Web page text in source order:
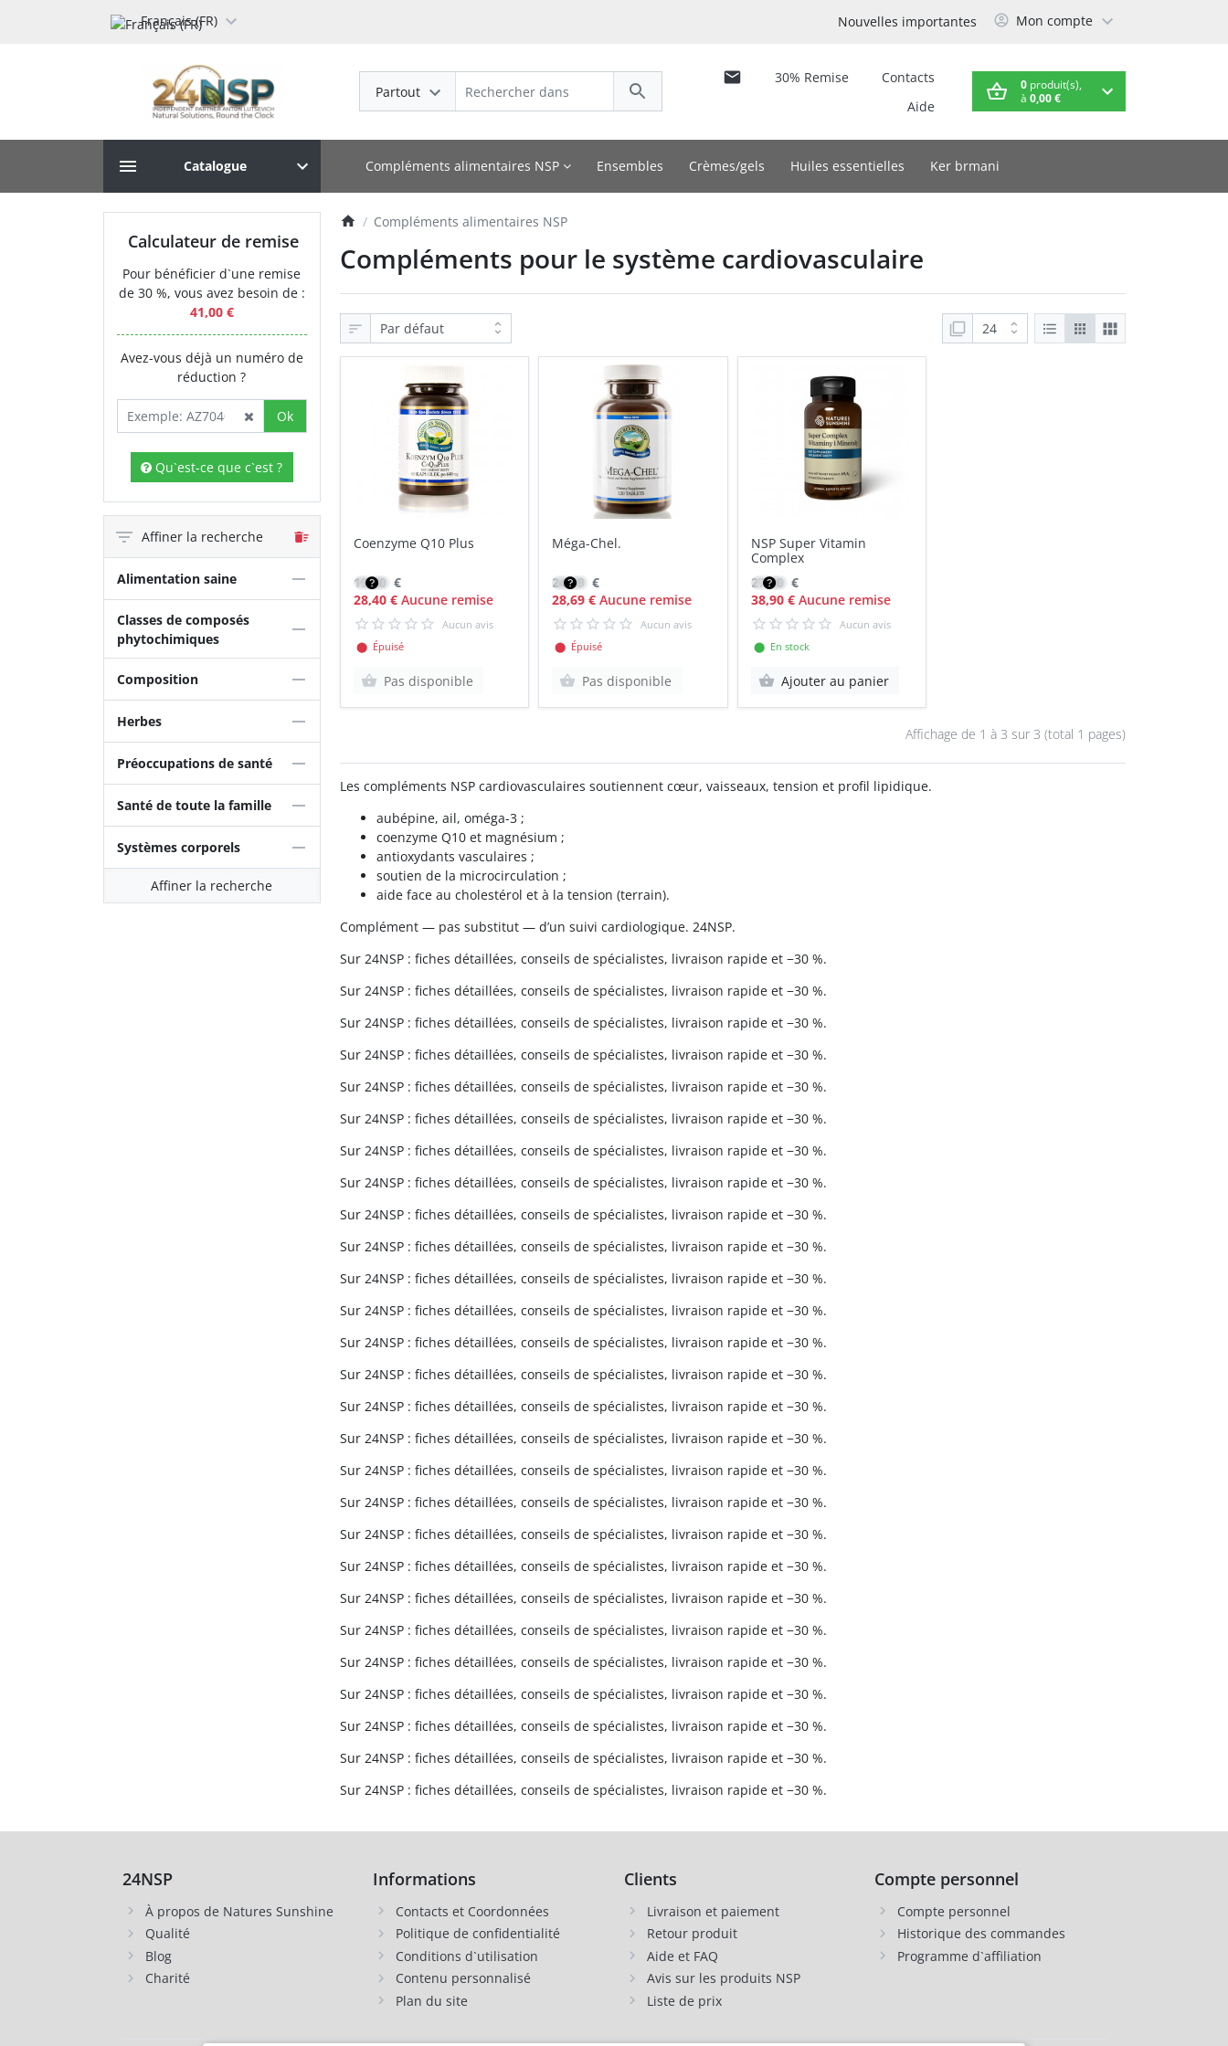
Français (FR) Nouvelles importantes Mon compte
30% Remise
Contacts
Aide
Partout 0produit(s),
à 0,00 €
Catalogue Compléments alimentaires NSP Ensembles Crèmes/gels Huiles essentielles Ker brmani
Calculateur de remise
Pour bénéficier d`une remise
de 30 %, vous avez besoin de :
41,00 €
Avez-vous déjà un numéro de
réduction ?
Ok
Qu`est-ce que c`est ?
Affiner la recherche
Alimentation saine
Classes de composés
phytochimiques
Composition
Herbes
Préoccupations de santé
Santé de toute la famille
Systèmes corporels
Affiner la recherche
Compléments alimentaires NSP
Compléments pour le système cardiovasculaire
Coenzyme Q10 Plus
19,80 €
28,40 €Aucune remise
Aucun avis
⬤ Épuisé
Pas disponible
Méga-Chel.
24,39 €
28,69 € Aucune remise
Aucun avis
⬤ Épuisé
Pas disponible
NSP Super Vitamin
Complex
27,80 €
38,90 €Aucune remise
Aucun avis
⬤ En stock
Ajouter au panier
Affichage de 1 à 3 sur 3 (total 1 pages)
Les compléments NSP cardiovasculaires soutiennent cœur, vaisseaux, tension et profil lipidique.
aubépine, ail, oméga-3 ;
coenzyme Q10 et magnésium ;
antioxydants vasculaires ;
soutien de la microcirculation ;
aide face au cholestérol et à la tension (terrain).
Complément — pas substitut — d’un suivi cardiologique. 24NSP.
Sur 24NSP : fiches détaillées, conseils de spécialistes, livraison rapide et −30 %.
Sur 24NSP : fiches détaillées, conseils de spécialistes, livraison rapide et −30 %.
Sur 24NSP : fiches détaillées, conseils de spécialistes, livraison rapide et −30 %.
Sur 24NSP : fiches détaillées, conseils de spécialistes, livraison rapide et −30 %.
Sur 24NSP : fiches détaillées, conseils de spécialistes, livraison rapide et −30 %.
Sur 24NSP : fiches détaillées, conseils de spécialistes, livraison rapide et −30 %.
Sur 24NSP : fiches détaillées, conseils de spécialistes, livraison rapide et −30 %.
Sur 24NSP : fiches détaillées, conseils de spécialistes, livraison rapide et −30 %.
Sur 24NSP : fiches détaillées, conseils de spécialistes, livraison rapide et −30 %.
Sur 24NSP : fiches détaillées, conseils de spécialistes, livraison rapide et −30 %.
Sur 24NSP : fiches détaillées, conseils de spécialistes, livraison rapide et −30 %.
Sur 24NSP : fiches détaillées, conseils de spécialistes, livraison rapide et −30 %.
Sur 24NSP : fiches détaillées, conseils de spécialistes, livraison rapide et −30 %.
Sur 24NSP : fiches détaillées, conseils de spécialistes, livraison rapide et −30 %.
Sur 24NSP : fiches détaillées, conseils de spécialistes, livraison rapide et −30 %.
Sur 24NSP : fiches détaillées, conseils de spécialistes, livraison rapide et −30 %.
Sur 24NSP : fiches détaillées, conseils de spécialistes, livraison rapide et −30 %.
Sur 24NSP : fiches détaillées, conseils de spécialistes, livraison rapide et −30 %.
Sur 24NSP : fiches détaillées, conseils de spécialistes, livraison rapide et −30 %.
Sur 24NSP : fiches détaillées, conseils de spécialistes, livraison rapide et −30 %.
Sur 24NSP : fiches détaillées, conseils de spécialistes, livraison rapide et −30 %.
Sur 24NSP : fiches détaillées, conseils de spécialistes, livraison rapide et −30 %.
Sur 24NSP : fiches détaillées, conseils de spécialistes, livraison rapide et −30 %.
Sur 24NSP : fiches détaillées, conseils de spécialistes, livraison rapide et −30 %.
Sur 24NSP : fiches détaillées, conseils de spécialistes, livraison rapide et −30 %.
Sur 24NSP : fiches détaillées, conseils de spécialistes, livraison rapide et −30 %.
Sur 24NSP : fiches détaillées, conseils de spécialistes, livraison rapide et −30 %.
24NSP
À propos de Natures Sunshine
Qualité
Blog
Charité
Informations
Contacts et Coordonnées
Politique de confidentialité
Conditions d`utilisation
Contenu personnalisé
Plan du site
Clients
Livraison et paiement
Retour produit
Aide et FAQ
Avis sur les produits NSP
Liste de prix
Compte personnel
Compte personnel
Historique des commandes
Programme d`affiliation